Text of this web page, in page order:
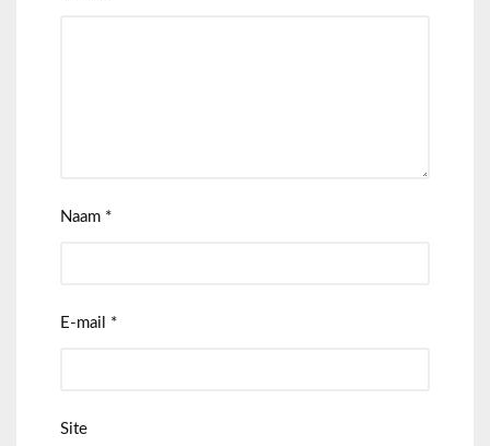
Naam *
E-mail *
Site